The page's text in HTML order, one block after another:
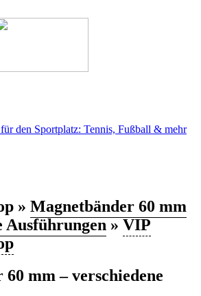
den Sportplatz: Tennis, Fußball & mehr
» Magnetbänder 60 mm
Ausführungen » VIP
mm – verschiedene